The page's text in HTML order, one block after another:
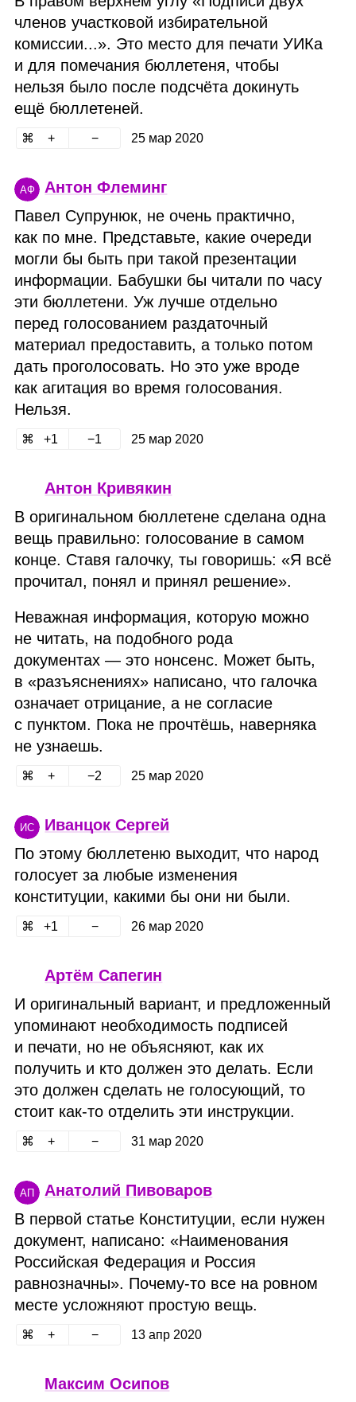
членов участковой избирательной
комиссии...». Это место для печати УИКа
и для помечания бюллетеня, чтобы
нельзя было после подсчёта докинуть
ещё бюллетеней.
25 мар 2020
АФ
Антон Флеминг
Павел Супрунюк, не очень практично,
как по мне. Представьте, какие очереди
могли бы быть при такой презентации
информации. Бабушки бы читали по часу
эти бюллетени. Уж лучше отдельно
перед голосованием раздаточный
материал предоставить, а только потом
дать проголосовать. Но это уже вроде
как агитация во время голосования.
Нельзя.
1 1 25 мар 2020
Антон Кривякин
В оригинальном бюллетене сделана одна
вещь правильно: голосование в самом
конце. Ставя галочку, ты говоришь: «Я всё
прочитал, понял и принял решение».
Неважная информация, которую можно
не читать, на подобного рода
документах — это нонсенс. Может быть,
в «разъяснениях» написано, что галочка
означает отрицание, а не согласие
с пунктом. Пока не прочтёшь, наверняка
не узнаешь.
2 25 мар 2020
ИС
Иванцок Сергей
По этому бюллетеню выходит, что народ
голосует за любые изменения
конституции, какими бы они ни были.
1 26 мар 2020
Артём Сапегин
И оригинальный вариант, и предложенный
упоминают необходимость подписей
и печати, но не объясняют, как их
получить и кто должен это делать. Если
это должен сделать не голосующий, то
стоит как‑то отделить эти инструкции.
31 мар 2020
АП
Анатолий Пивоваров
В первой статье Конституции, если нужен
документ, написано: «Наименования
Российская Федерация и Россия
равнозначны». Почему‑то все на ровном
месте усложняют простую вещь.
13 апр 2020
Максим Осипов